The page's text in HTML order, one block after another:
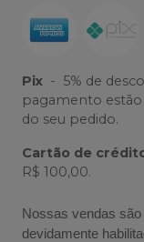
Pix - 5% de
pagamento
do seu pedido.
Cartão de
R$ 100,00.
Nossas vendas
devidamente